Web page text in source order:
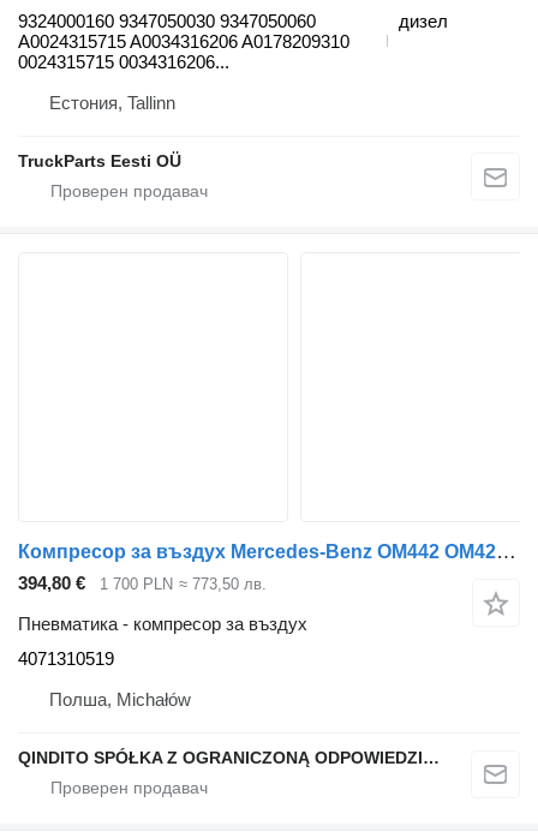
9324000160 9347050030 9347050060
A0024315715 A0034316206 A0178209310
0024315715 0034316206...
дизел
Естония, Tallinn
TruckParts Eesti OÜ
Компресор за въздух Mercedes-Benz OM442 OM422 OM402 4071310519 за автобус Mercedes-Benz SK MK V8
394,80 € 1 700 PLN ≈ 773,50 лв.
Пневматика - компресор за въздух
4071310519
Полша, Michałów
QINDITO SPÓŁKA Z OGRANICZONĄ ODPOWIEDZIALNOŚCIĄ